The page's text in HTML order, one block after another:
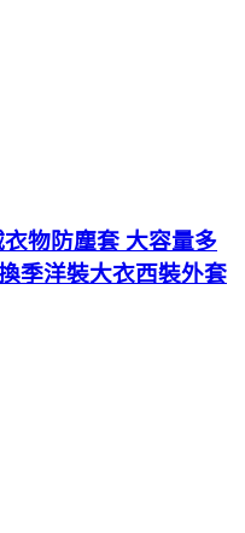
物防塵套 大容量多
季洋裝大衣西裝外套